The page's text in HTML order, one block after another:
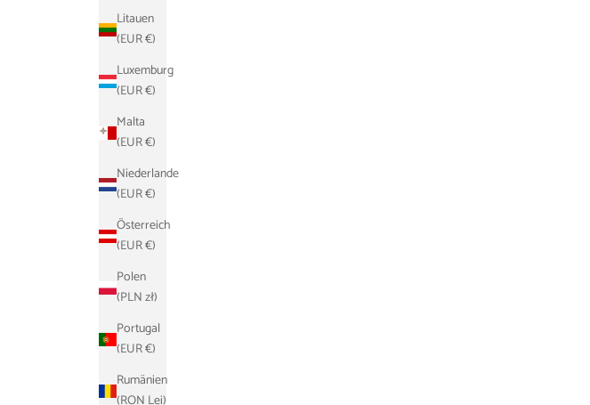
Litauen
(EUR €)
Luxemburg
(EUR €)
Malta
(EUR €)
Niederlande
(EUR €)
Österreich
(EUR €)
Polen
(PLN zł)
Portugal
(EUR €)
Rumänien